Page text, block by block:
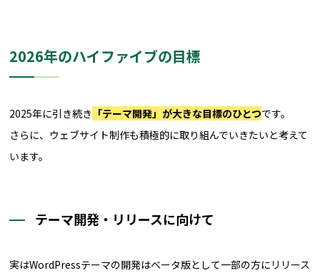
2026年のハイファイブの目標
2025年に引き続き 「テーマ開発」が大きな目標のひとつです。
さらに、ウェブサイト制作も積極的に取り組んでいきたいと考えて
います。
テーマ開発・リリースに向けて
実はWordPressテーマの開発はベータ版として一部の方にリリース